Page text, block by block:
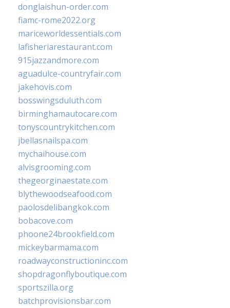
donglaishun-order.com
fiamc-rome2022.org
mariceworldessentials.com
lafisheriarestaurant.com
915jazzandmore.com
aguadulce-countryfair.com
jakehovis.com
bosswingsduluth.com
birminghamautocare.com
tonyscountrykitchen.com
jbellasnailspa.com
mychaihouse.com
alvisgrooming.com
thegeorginaestate.com
blythewoodseafood.com
paolosdelibangkok.com
bobacove.com
phoone24brookfield.com
mickeybarmama.com
roadwayconstructioninc.com
shopdragonflyboutique.com
sportszilla.org
batchprovisionsbar.com